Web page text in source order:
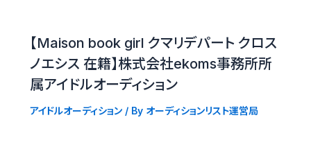
【Maison book girl クマリデパート クロス
ノエシス 在籍】株式会社ekoms事務所所
属アイドルオーディション
アイドルオーディション/ By オーディションリスト運営局